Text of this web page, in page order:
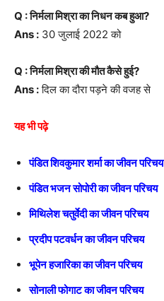
Q : निर्मला मिश्रा का निधन कब हुआ?
Ans : 30 जुलाई 2022 को
Q : निर्मला मिश्रा की मौत कैसे हुई?
Ans :दिल का दौरा पड़ने की वजह से
यह भी पढ़े
पंडित शिवकुमार शर्मा का जीवन परिचय
पंडित भजन सोपोरी का जीवन परिचय
मिथिलेश चतुर्वेदी का जीवन परिचय
प्रदीप पटवर्धन का जीवन परिचय
भूपेन हजारिका का जीवन परिचय
सोनाली फोगाट का जीवन परिचय